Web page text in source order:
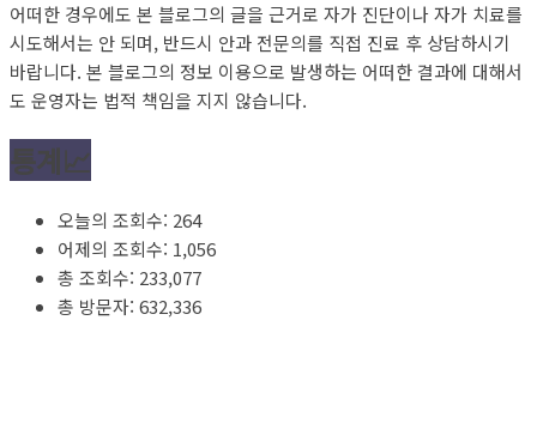
어떠한 경우에도 본 블로그의 글을 근거로 자가 진단이나 자가 치료를
시도해서는 안 되며, 반드시 안과 전문의를 직접 진료 후 상담하시기
바랍니다. 본 블로그의 정보 이용으로 발생하는 어떠한 결과에 대해서
도 운영자는 법적 책임을 지지 않습니다.
통계📈
오늘의 조회수: 264
어제의 조회수: 1,056
총 조회수: 233,077
총 방문자: 632,336